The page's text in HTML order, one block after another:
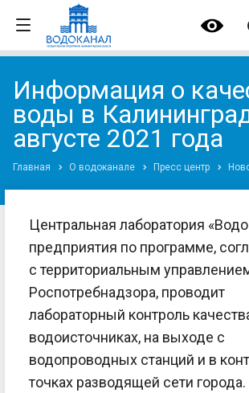
Информация о
воды в
августе 2021 года
Главная О водоканале Пресс центр
Центральная лаборатория
предприятия по программе,
с территориальным
Роспотребнадзора, проводит
лабораторный контроль
водоисточниках, на выходе с
водопроводных станций и в
точках разводящей сети города.